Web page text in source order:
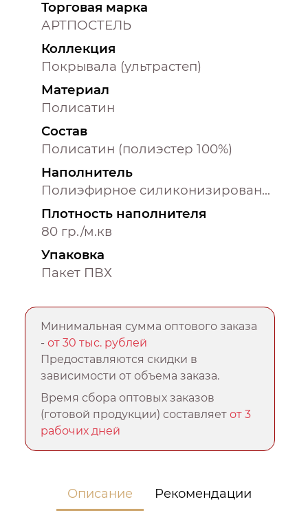
Торговая марка
АРТПОСТЕЛЬ
Коллекция
Покрывала (ультрастеп)
Материал
Полисатин
Состав
Полисатин (полиэстер 100%)
Наполнитель
Полиэфирное силиконизированное волокно (100% полиэстер)
Плотность наполнителя
80 гр./м.кв
Упаковка
Пакет ПВХ
Минимальная сумма оптового заказа
-от 30 тыс. рублей
Предоставляются скидки в
зависимости от объема заказа.
Время сбора оптовых заказов
(готовой продукции) составляетот 3
рабочих дней
Описание Рекомендации